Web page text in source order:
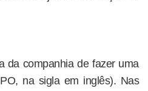
da companhia de fazer uma
na sigla em inglês). Nas